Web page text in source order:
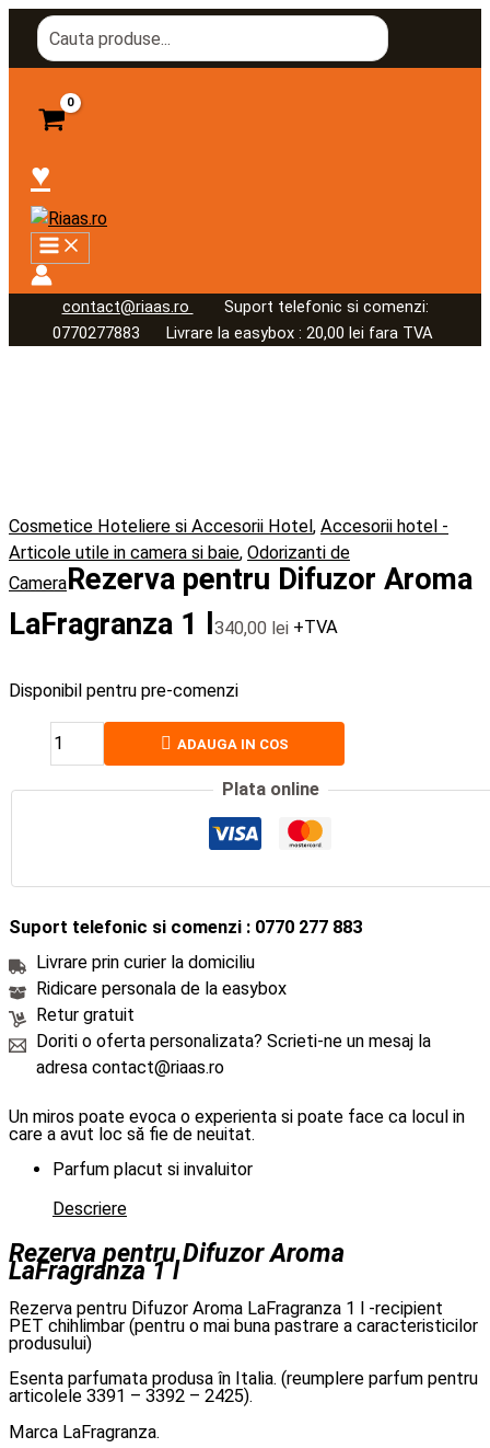
Skip
content
Search
for:
♥
contact@riaas.ro
Suport telefonic si comenzi:
0770277883 Livrare la easybox : 20,00 lei fara TVA
Cosmetice Hoteliere si Accesorii Hotel , Accesorii hotel -
Articole utile in camera si baie, Odorizanti de
CameraRezerva pentru Difuzor Aroma
LaFragranza 1 l
340,00 lei +TVA
Disponibil pentru pre-comenzi
Cantitate
Rezerva
pentru
Difuzor
Aroma
ADAUGA IN COS
Plata online
Suport telefonic si comenzi : 0770 277 883
Livrare prin curier la domiciliu
Ridicare personala de la easybox
Retur gratuit
Doriti o oferta personalizata? Scrieti-ne un mesaj la
adresa contact@riaas.ro
Un miros poate evoca o experienta si poate face ca locul in
care a avut loc să fie de neuitat.
Parfum placut si invaluitor
Descriere
Rezerva pentru Difuzor Aroma
LaFragranza 1 l
Rezerva pentru Difuzor Aroma LaFragranza 1 l -recipient
PET chihlimbar (pentru o mai buna pastrare a caracteristicilor
produsului)
Esenta parfumata produsa în Italia. (reumplere parfum pentru
articolele 3391 – 3392 – 2425).
Marca LaFragranza.